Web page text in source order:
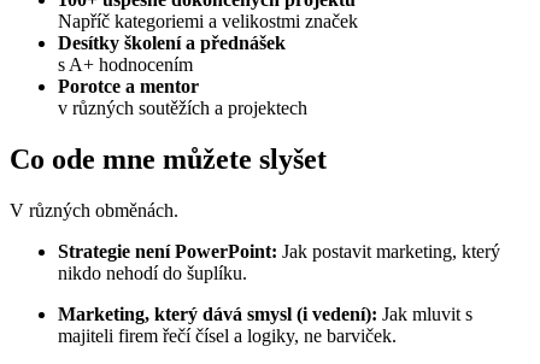
Napříč kategoriemi a velikostmi značek
Desítky školení a přednášek
s A+ hodnocením
Porotce a mentor
v různých soutěžích a projektech
Co ode mne můžete slyšet
V různých obměnách.
Strategie není PowerPoint: Jak postavit marketing, který
nikdo nehodí do šuplíku.
Marketing, který dává smysl (i vedení): Jak mluvit s
majiteli firem řečí čísel a logiky, ne barviček.